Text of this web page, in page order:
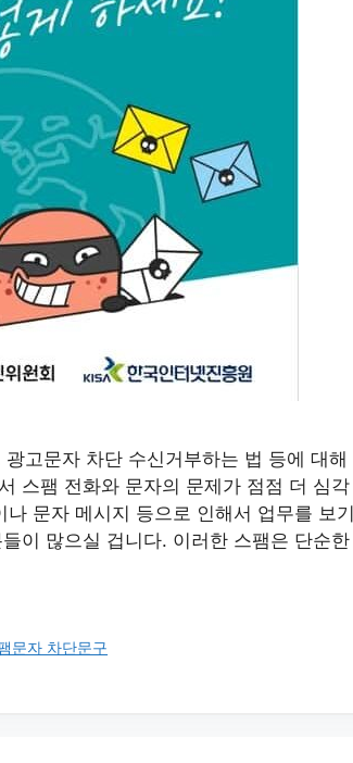
고문자 차단 수신거부하는 법 등에 대해
스팸 전화와 문자의 문제가 점점 더 심각
문자 메시지 등으로 인해서 업무를 보기
이 많으실 겁니다. 이러한 스팸은 단순한
문자 차단문구